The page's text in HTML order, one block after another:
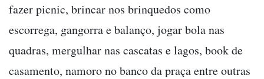
fazer picnic, brincar nos brinquedos como
escorrega, gangorra e balanço, jogar bola nas
quadras, mergulhar nas cascatas e lagos, book de
casamento, namoro no banco da praça entre outras